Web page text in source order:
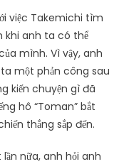
việc Takemichi tìm
khi anh ta có thể
mình. Vì vậy, anh
một phản công sau
kiến ​​chuyện gì đã
hô “Toman” bắt
thắng sắp đến.
nữa, anh hỏi anh